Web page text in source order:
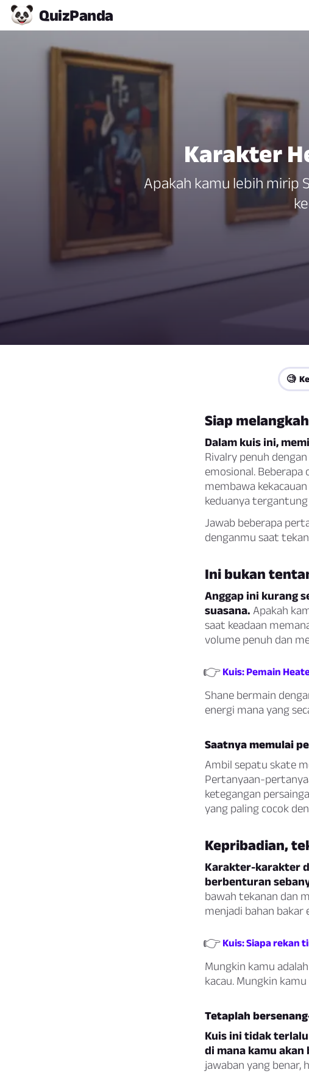
QuizPanda
Karakter
Apakah kamu lebih mirip
🧐
Siap
Dalam kuis ini,
Rivalry penuh
emosional. Beberapa
membawa
keduanya tergantung
Jawab beberapa
denganmu saat
Ini bukan
Anggap ini kurang
suasana. Apakah
saat keadaan
volume penuh dan
👉 Kuis: Pemain
Shane bermain
energi mana yang
Saatnya memulai
Ambil sepatu skate
Pertanyaan-
ketegangan
yang paling cocok
Kepribadian,
Karakter-karakter
berbenturan
bawah tekanan dan
menjadi bahan bakar
👉 Kuis: Siapa rekan
Mungkin kamu
kacau. Mungkin
Tetaplah
Kuis ini tidak
di mana kamu
jawaban yang benar,